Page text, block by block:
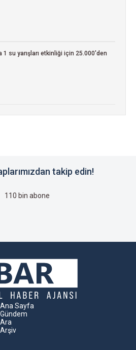
1 su yarışları etkinliği için 25.000'den
takip edin!
110 bin abone
Ana Sayfa
Gündem
Ara
Arşiv